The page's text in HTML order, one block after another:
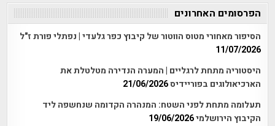
הפרסומים האחרונים
הסיפור מאחורי מטוס הווטור של קיבוץ כפר גלעדי | נפתלי פורת ז"ל
11/07/2026
היסטוריה מתחת לרגליים | המערה הנדירה מטלטלת את
הארכיאולוגים בפוריידיס21/06/2026
תעלומה מתחת לפני השטח: המנהרה הקדומה שנחשפה ליד
הקיבוץ הירושלמי19/06/2026